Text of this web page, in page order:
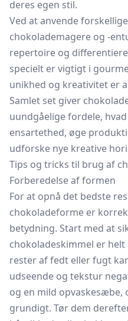
deres egen stil.
Ved at anvende
chokolademagere og -
repertoire og
specielt er vigtigt i
unikhed og kreativitet er
Samlet set giver
uundgåelige fordele,
ensartethed, øge
udforske nye kreative
Tips og tricks til brug af
Forberedelse af formen
For at opnå det bedste
chokoladeforme er
betydning. Start med at
chokoladeskimmel er
rester af fedt eller fugt
udseende og tekstur
og en mild opvaskesæbe,
grundigt. Tør dem